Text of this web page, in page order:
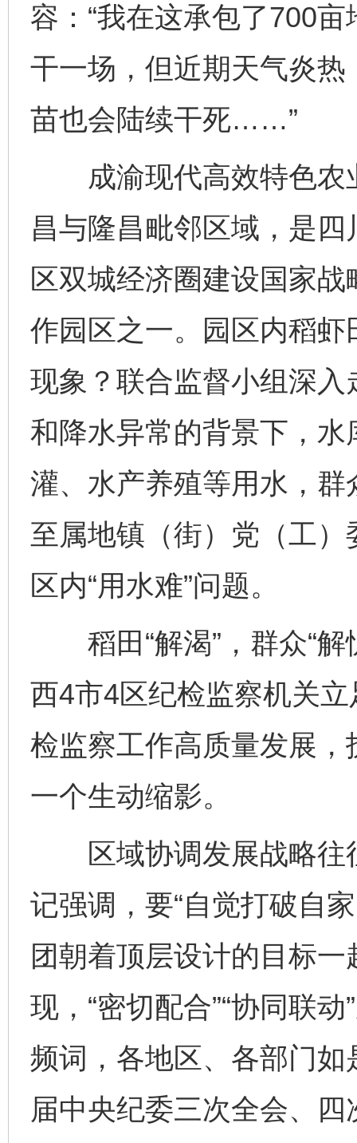
容：“我在这承包了700
干一场，但近期天气炎
苗也会陆续干死……”
成渝现代高效特色农
昌与隆昌毗邻区域，是
区双城经济圈建设国家
作园区之一。园区内稻虾
现象？联合监督小组深
和降水异常的背景下，
灌、水产养殖等用水，
至属地镇（街）党（工
区内“用水难”问题。
稻田“解渴”，群众“解
西4市4区纪检监察机关
检监察工作高质量发展
一个生动缩影。
区域协调发展战略往
记强调，要“自觉打破自
团朝着顶层设计的目标
现，“密切配合”“协同联
频词，各地区、各部门
届中央纪委三次全会、